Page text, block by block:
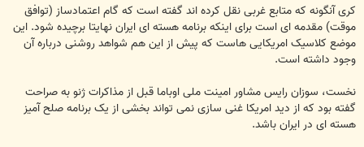
کری آنگونه که متابع غربی نقل کرده اند گفته است که گام اعتمادساز (توافق
موقت) مقدمه ای است برای اینکه برنامه هسته ای ایران نهایتا برچیده شود. این
موضع کلاسیک امریکایی هاست که پیش از این هم شواهد روشنی درباره آن
وجود داشته است.
نخست، سوزان رایس مشاور امینت ملی اوباما قبل از مذاکرات ژنو به صراحت
گفته بود که از دید امریکا غنی سازی نمی تواند بخشی از یک برنامه صلح آمیز
هسته ای در ایران باشد.